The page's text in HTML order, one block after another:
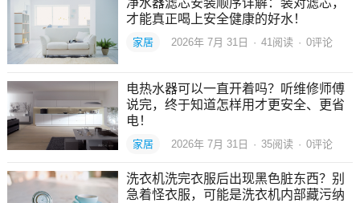
净水器滤芯安装顺序详解：装对滤芯，
才能真正喝上安全健康的好水！
家居 2026年 7月 31日 · 41阅读 · 0评论
电热水器可以一直开着吗？听维修师傅
说完，终于知道怎样用才更安全、更省
电！
家居 2026年 7月 31日 · 35阅读 · 0评论
洗衣机洗完衣服后出现黑色脏东西？别
急着怪衣服，可能是洗衣机内部藏污纳